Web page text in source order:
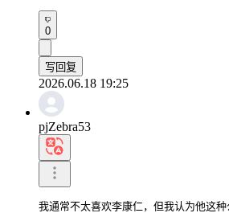
0
写回复
2026.06.18 19:25
pjZebra53
我通常不太喜欢李康仁，但我认为他这